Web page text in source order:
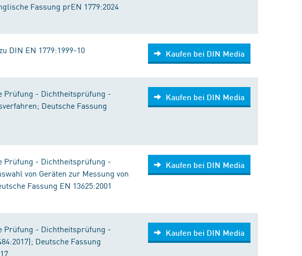
Fassung prEN 1779:2024
DIN EN 1779:1999-10 Kaufen bei DIN Media
Prüfung - Dichtheitsprüfung -
Deutsche Fassung
Kaufen bei DIN Media
Prüfung - Dichtheitsprüfung -
von Geräten zur Messung von
Fassung EN 13625:2001
Kaufen bei DIN Media
Prüfung - Dichtheitsprüfung -
Deutsche Fassung
Kaufen bei DIN Media